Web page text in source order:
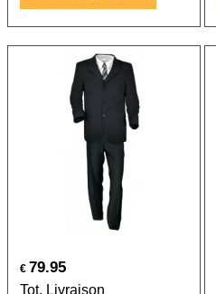
€ 79.95
Tot. Livraison